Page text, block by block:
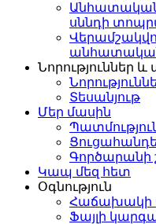
սննդի
անհատական
Նորություններ և
Տեսանյութ
Մեր մասին
Գործարանի
Կապ մեզ հետ
Օգնություն
Հաճախակի
Ֆայլի